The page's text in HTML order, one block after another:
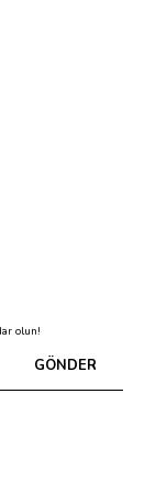
olun!
GÖNDER